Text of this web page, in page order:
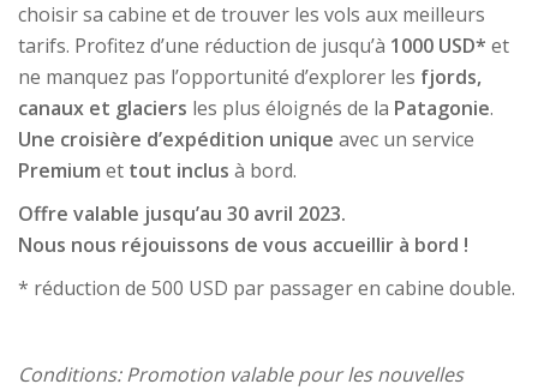
choisir sa cabine et de trouver les vols aux meilleurs
tarifs. Profitez d’une réduction de jusqu’à 1000 USD* et
ne manquez pas l’opportunité d’explorer les fjords,
canaux et glaciers les plus éloignés de la Patagonie.
Une croisière d’expédition unique avec un service
Premium et tout inclus à bord.
Offre valable jusqu’au 30 avril 2023.
Nous nous réjouissons de vous accueillir à bord !
* réduction de 500 USD par passager en cabine double.
Conditions: Promotion valable pour les nouvelles